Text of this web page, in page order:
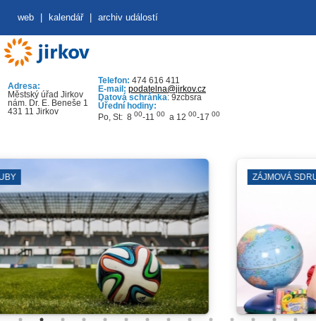
web kalendář archiv událostí
Adresa:
Městský úřad Jirkov
nám. Dr. E. Beneše 1
431 11 Jirkov
Telefon: 474 616 411
E-mail: podatelna@jirkov.cz
Datová schránka: 9zcbsra
Úřední hodiny:
Po, St: 8 00-11 00 a 12 00-17 00
ZÁJMOVÁ SDRUŽENÍ